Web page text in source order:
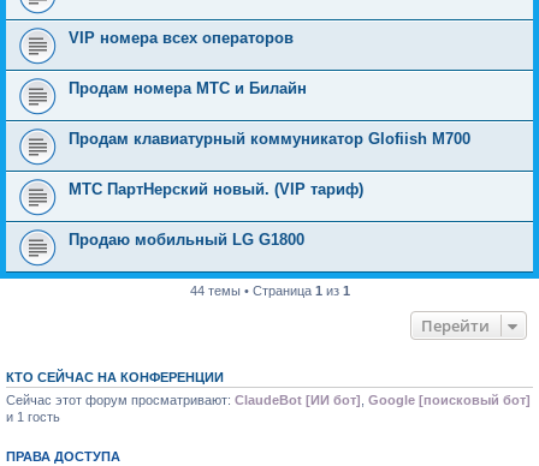
VIP номера всех операторов
Продам номера МТС и Билайн
Продам клавиатурный коммуникатор Glofiish M700
MTС ПapтHeрский новый. (VIP таpиф)
Продаю мобильный LG G1800
44 темы • Страница 1 из 1
Перейти
КТО СЕЙЧАС НА КОНФЕРЕНЦИИ
Сейчас этот форум просматривают: ClaudeBot [ИИ бот] Google [поисковый бот]
и 1 гость
ПРАВА ДОСТУПА